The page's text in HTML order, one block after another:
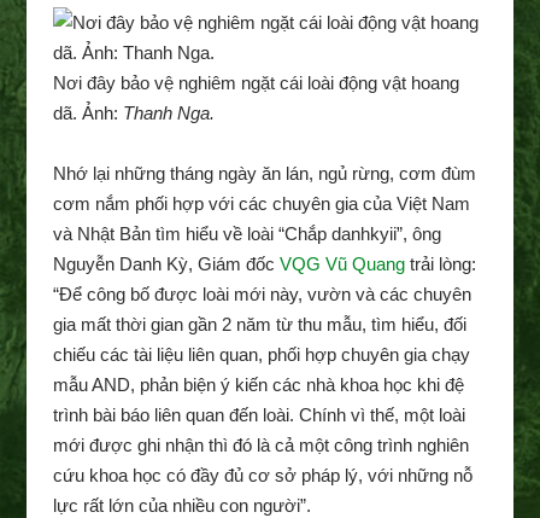
Nơi đây bảo vệ nghiêm ngặt cái loài động vật hoang
dã. Ảnh: Thanh Nga.
Nhớ lại những tháng ngày ăn lán, ngủ rừng, cơm đùm
cơm nắm phối hợp với các chuyên gia của Việt Nam
và Nhật Bản tìm hiểu về loài “Chắp danhkyii”, ông
Nguyễn Danh Kỳ, Giám đốc VQG Vũ Quang trải lòng:
“Để công bố được loài mới này, vườn và các chuyên
gia mất thời gian gần 2 năm từ thu mẫu, tìm hiểu, đối
chiếu các tài liệu liên quan, phối hợp chuyên gia chạy
mẫu AND, phản biện ý kiến các nhà khoa học khi đệ
trình bài báo liên quan đến loài. Chính vì thế, một loài
mới được ghi nhận thì đó là cả một công trình nghiên
cứu khoa học có đầy đủ cơ sở pháp lý, với những nỗ
lực rất lớn của nhiều con người”.